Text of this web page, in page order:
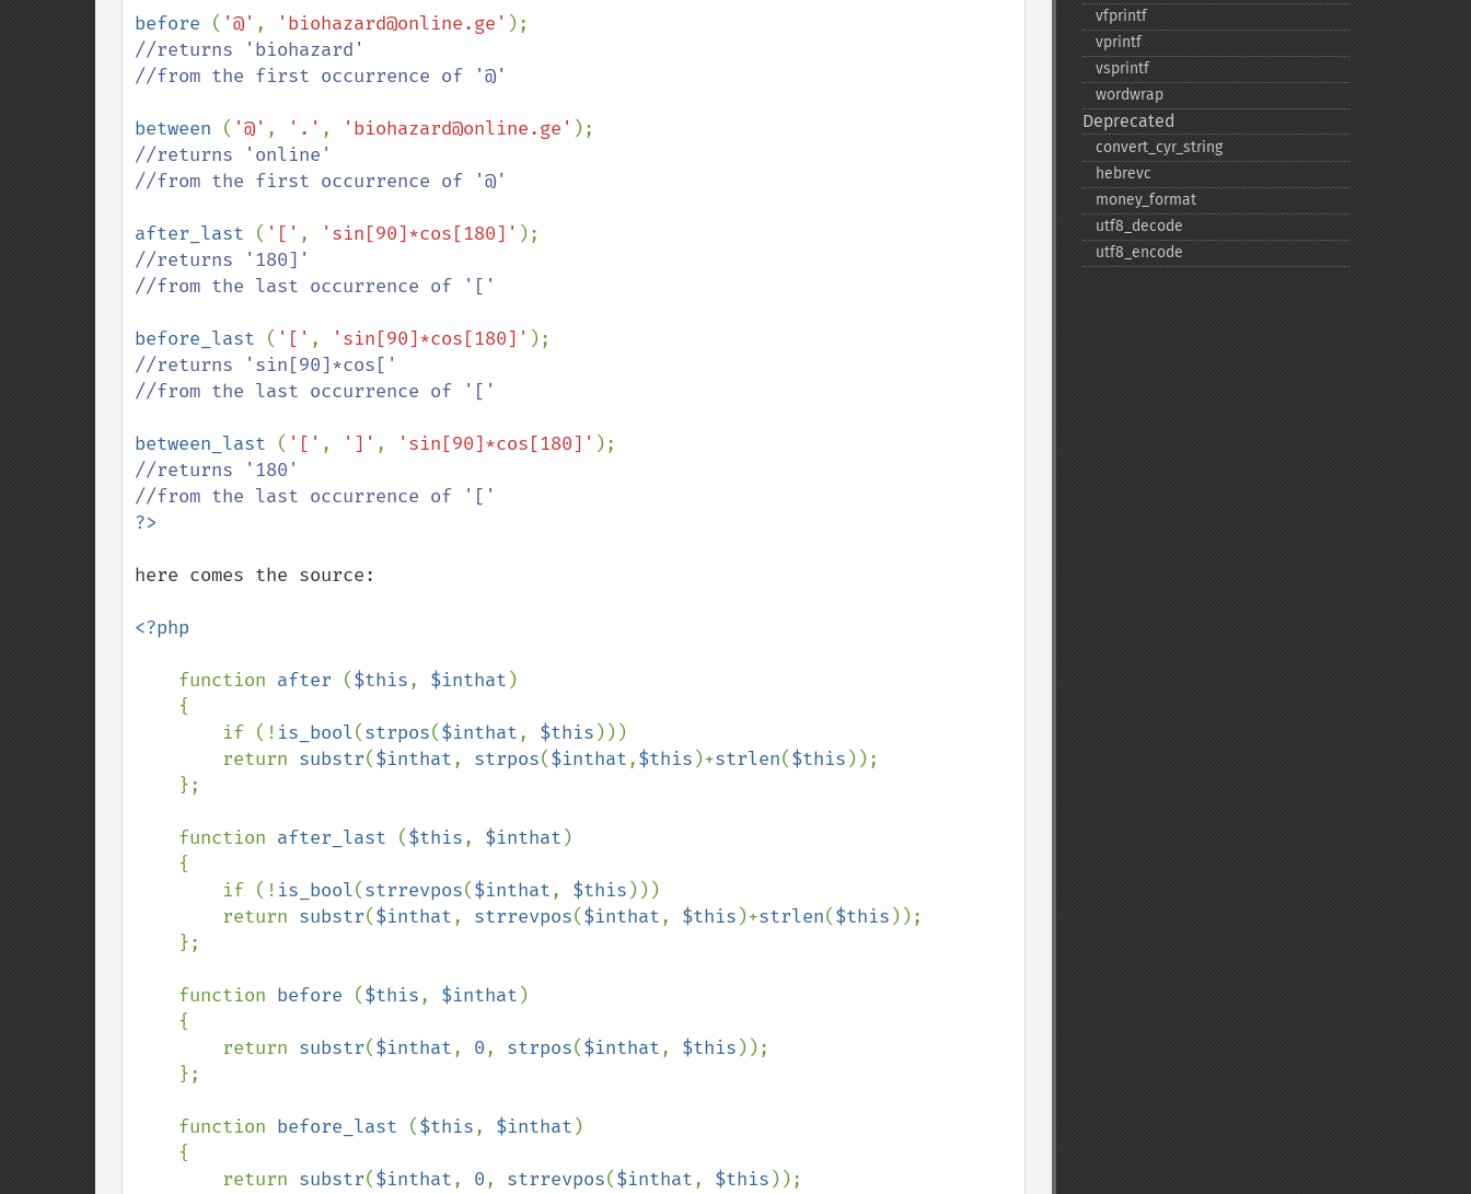
before ( '@' , 'biohazard@online.ge'
//returns 'biohazard'
//from the first occurrence of '@'
between ( '@' , '.' , 'biohazard@online.ge'
//returns 'online'
//from the first occurrence of '@'
after_last ( '[' , 'sin[90]*cos[180]'
//returns '180]'
//from the last occurrence of '['
before_last ( '[' , 'sin[90]*cos[180]'
//returns 'sin[90]*cos['
//from the last occurrence of '['
between_last ( '[' , ']' , 'sin[90]*cos[180]'
//returns '180'
here comes the source:
<?php
function after ($this, $inthat )
        if (!
is_bool(strpos($inthat, $this )))
        return
substr($inthat, strpos($inthat,$this )+strlen($this ));
    function
after_last ($this, $inthat )
        if (!
is_bool(strrevpos($inthat, $this )))
        return
substr($inthat, strrevpos($inthat, $this )+strlen($this ));
    function
before ($this, $inthat )
        return
substr($inthat, 0, strpos($inthat, $this ));
    function
before_last ($this, $inthat )
        return
substr($inthat, 0, strrevpos($inthat, $this ));
vfprintf
vprintf
vsprintf
wordwrap
Deprecated
convert_​cyr_​string
hebrevc
money_​format
utf8_​decode
utf8_​encode